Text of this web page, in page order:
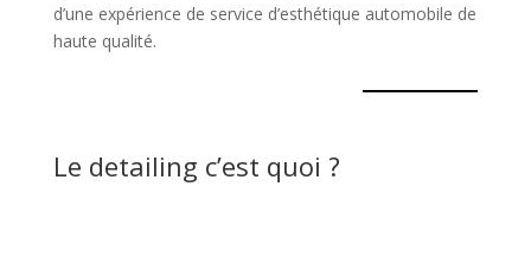
d’une expérience de service d’esthétique automobile de
haute qualité.
Le detailing c’est quoi ?